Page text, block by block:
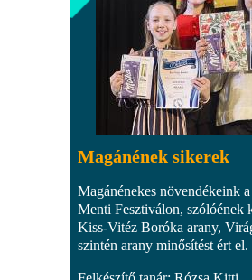
Magánének sikerek
Magánénekes növendékeink
Menti Fesztiválon, szólóének
Kiss-Vitéz Boróka arany,
szintén arany minősítést ért el.